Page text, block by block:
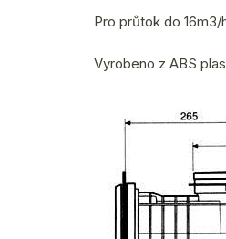
Pro průtok do 16m3/
Vyrobeno z ABS